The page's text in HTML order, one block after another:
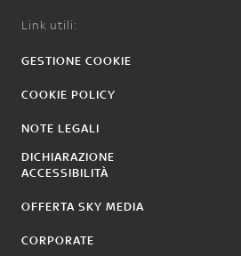
Link utili:
GESTIONE COOKIE
COOKIE POLICY
NOTE LEGALI
DICHIARAZIONE
ACCESSIBILITÀ
OFFERTA SKY MEDIA
CORPORATE